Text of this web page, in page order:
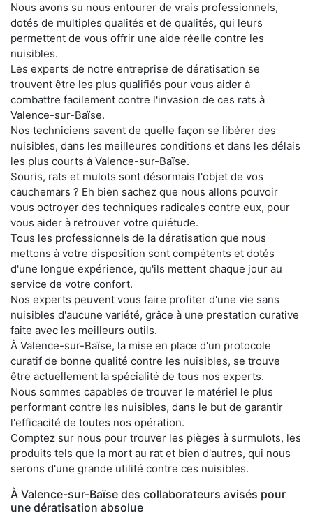
Nous avons su nous entourer de vrais professionnels,
dotés de multiples qualités et de qualités, qui leurs
permettent de vous offrir une aide réelle contre les
nuisibles.
Les experts de notre entreprise de dératisation se
trouvent être les plus qualifiés pour vous aider à
combattre facilement contre l'invasion de ces rats à
Valence-sur-Baïse.
Nos techniciens savent de quelle façon se libérer des
nuisibles, dans les meilleures conditions et dans les délais
les plus courts à Valence-sur-Baïse.
Souris, rats et mulots sont désormais l'objet de vos
cauchemars ? Eh bien sachez que nous allons pouvoir
vous octroyer des techniques radicales contre eux, pour
vous aider à retrouver votre quiétude.
Tous les professionnels de la dératisation que nous
mettons à votre disposition sont compétents et dotés
d'une longue expérience, qu'ils mettent chaque jour au
service de votre confort.
Nos experts peuvent vous faire profiter d'une vie sans
nuisibles d'aucune variété, grâce à une prestation curative
faite avec les meilleurs outils.
À Valence-sur-Baïse, la mise en place d'un protocole
curatif de bonne qualité contre les nuisibles, se trouve
être actuellement la spécialité de tous nos experts.
Nous sommes capables de trouver le matériel le plus
performant contre les nuisibles, dans le but de garantir
l'efficacité de toutes nos opération.
Comptez sur nous pour trouver les pièges à surmulots, les
produits tels que la mort au rat et bien d'autres, qui nous
serons d'une grande utilité contre ces nuisibles.
À Valence-sur-Baïse des collaborateurs avisés pour
une dératisation absolue